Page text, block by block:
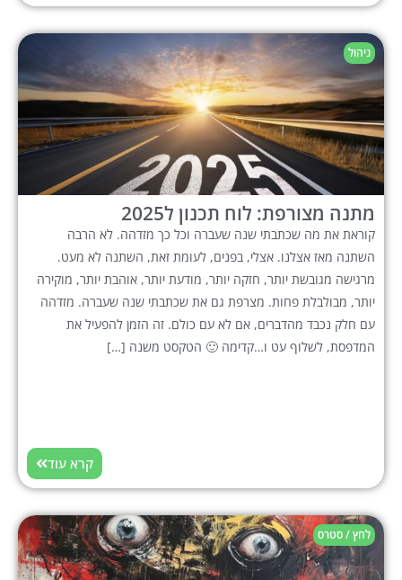
ניהול
מתנה מצורפת: לוח תכנון ל2025
קוראת את מה שכתבתי שנה שעברה וכל כך מזדהה. לא הרבה
השתנה מאז אצלנו. אצלי, בפנים, לעומת זאת, השתנה לא מעט.
מרגישה מגובשת יותר, חזקה יותר, מודעת יותר, אוהבת יותר, מוקירה
יותר, מבולבלת פחות. מצרפת גם את שכתבתי שנה שעברה. מזדהה
עם חלק נכבד מהדברים, אם לא עם כולם. זה הזמן להפעיל את
המדפסת, לשלוף עט ו…קדימה 🙂 הטקסט משנה […]
קרא עוד
לחץ / סטרס